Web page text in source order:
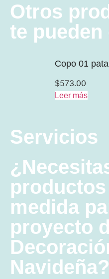
Otros
te pueden
Copo 01
$573.00
Leer más
Servicios
medida
proyecto
Navideña?